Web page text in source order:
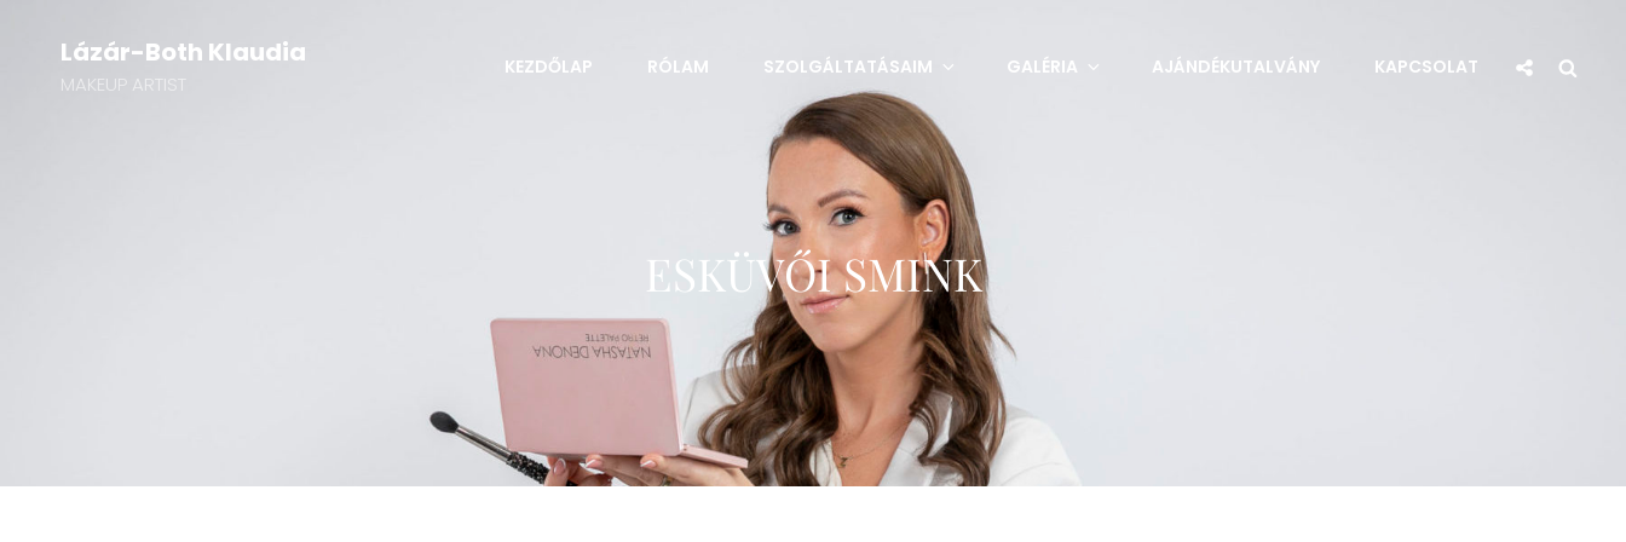
Lázár-Both Klaudia
MAKEUP ARTIST
KEZDŐLAP RÓLAM SZOLGÁLTATÁSAIM GALÉRIA AJÁNDÉKUTALVÁNY KAPCSOLAT Social
Share
ESKÜVŐI SMINK